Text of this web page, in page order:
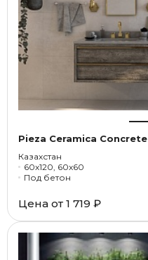
Pieza Ceramica Concrete
Казахстан
60x120, 60x60
Под бетон
Цена от 1 719 ₽